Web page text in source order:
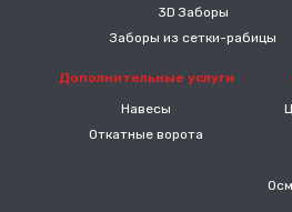
3D Заборы
Заборы из сетки-рабицы
Дополнительные услуги
Навесы
Откатные ворота